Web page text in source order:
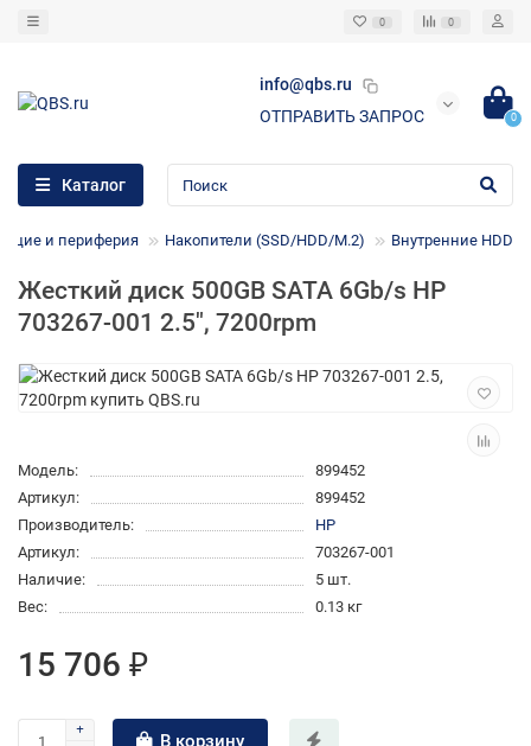
0 0
info@qbs.ru
ОТПРАВИТЬ ЗАПРОС
0
Каталог
и периферия Накопители (SSD/HDD/M.2) Внутренние HDD
Жесткий диск 500GB SATA 6Gb/s HP
703267-001 2.5", 7200rpm
Модель:
899452
Артикул:
899452
Производитель:
HP
Артикул:
703267-001
Наличие:
5 шт.
Вес:
0.13 кг
15 706 ₽
В корзину